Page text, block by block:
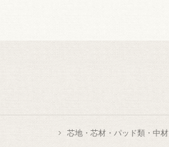
芯地・芯材・パッド類・中材